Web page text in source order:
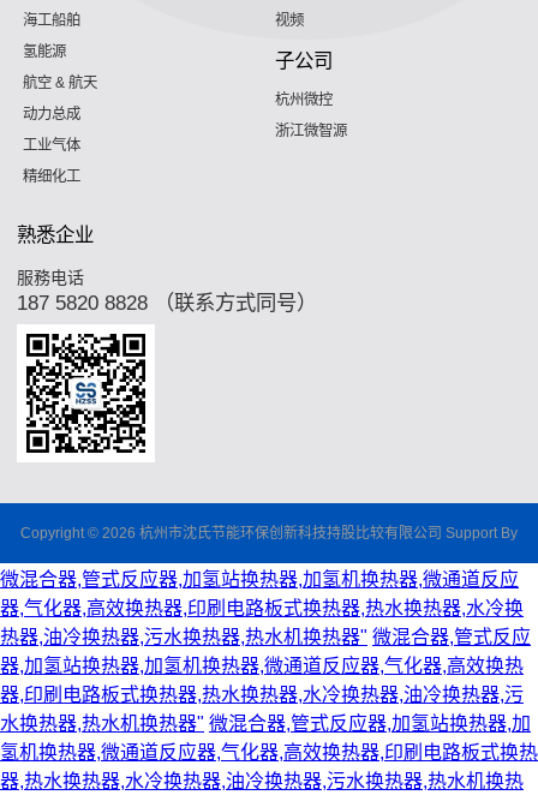
海工船舶
氢能源
航空 & 航天
动力总成
工业气体
精细化工
视频
子公司
杭州微控
浙江微智源
熟悉企业
服務电话
187 5820 8828 （联系方式同号）
Copyright © 2026 杭州市沈氏节能环保创新科技持股比较有限公司 Support By
微混合器,管式反应器,加氢站换热器,加氢机换热器,微通道反应
器,气化器,高效换热器,印刷电路板式换热器,热水换热器,水冷换
热器,油冷换热器,污水换热器,热水机换热器" 微混合器,管式反应
器,加氢站换热器,加氢机换热器,微通道反应器,气化器,高效换热
器,印刷电路板式换热器,热水换热器,水冷换热器,油冷换热器,污
水换热器,热水机换热器" 微混合器,管式反应器,加氢站换热器,加
氢机换热器,微通道反应器,气化器,高效换热器,印刷电路板式换热
器,热水换热器,水冷换热器,油冷换热器,污水换热器,热水机换热